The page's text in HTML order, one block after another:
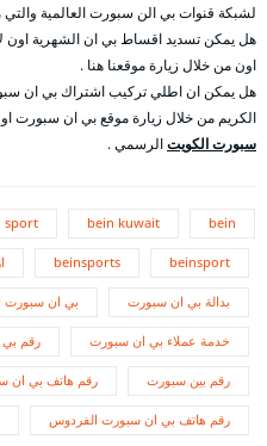
لشبكة قنوات بي الن سبورت العالمية
هل يمكن تسديد اقساط بي ان الشهرية
اون من خلال زيارة موقعنا هنا .
هل يمكن ان اطلي تركيب اشتراك بي ان
الكريم من خلال زيارة موقع بي ان سبورت
سبورت الكويتالرسمي .
bein
bein kuwait
sport
beinsport
beinsports
بدالة بي ان سبورت بي ان سبورت
خدمة عملاء بي ان سبورت رقم
رقم بين سبورت رقم هاتف بي ان
رقم هاتف بي ان سبورت الفردوس